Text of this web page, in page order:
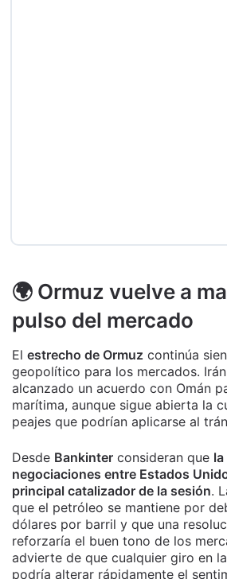
🌍 Ormuz vuelve a
pulso del mercado
El estrecho de Ormuz continúa
geopolítico para los mercados.
alcanzado un acuerdo con Omán
marítima, aunque sigue abierta la
peajes que podrían aplicarse al
Desde Bankinter consideran que
negociaciones entre Estados
principal catalizador de la sesión.
que el petróleo se mantiene por
dólares por barril y que una
reforzaría el buen tono de los
advierte de que cualquier giro en
podría alterar rápidamente el